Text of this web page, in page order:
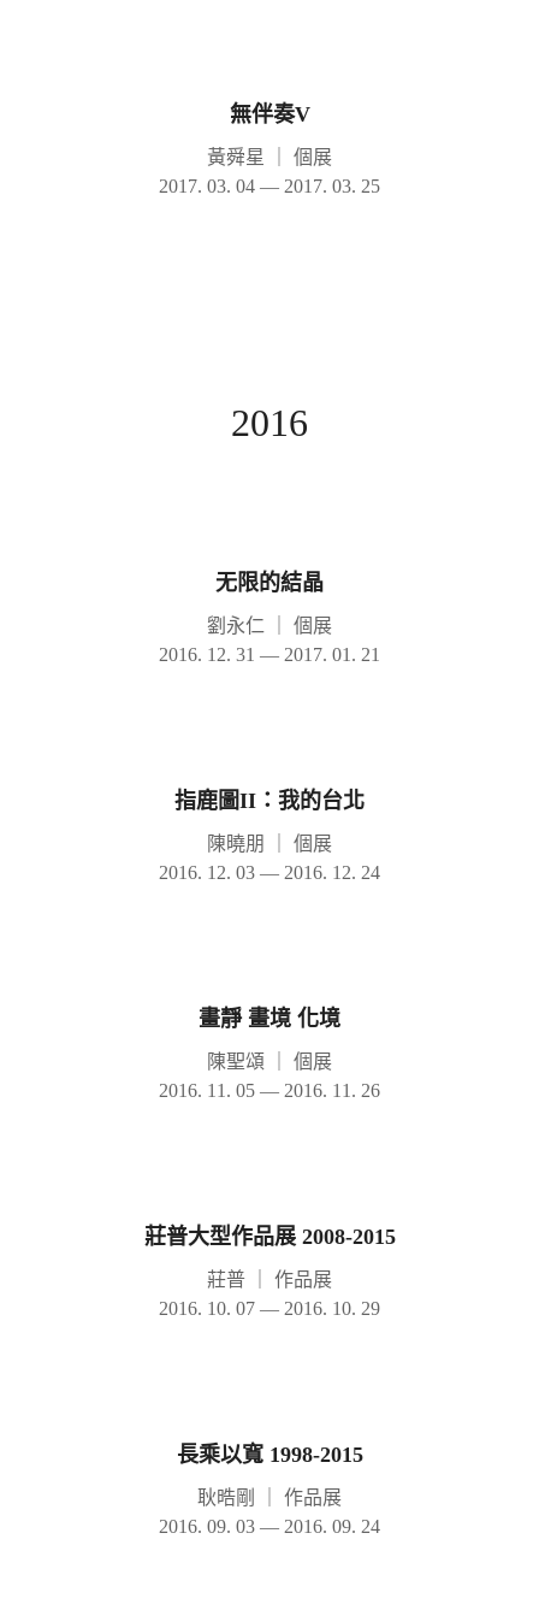
無伴奏V
黃舜星
個展
2017. 03. 04 — 2017. 03. 25
2016
无限的結晶
劉永仁
個展
2016. 12. 31 — 2017. 01. 21
指鹿圖II：我的台北
陳曉朋
個展
2016. 12. 03 — 2016. 12. 24
畫靜 畫境 化境
陳聖頌
個展
2016. 11. 05 — 2016. 11. 26
莊普大型作品展 2008-2015
莊普
作品展
2016. 10. 07 — 2016. 10. 29
長乘以寬 1998-2015
耿晧剛
作品展
2016. 09. 03 — 2016. 09. 24